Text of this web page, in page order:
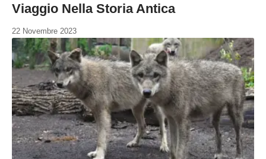
Viaggio Nella Storia Antica
22 Novembre 2023